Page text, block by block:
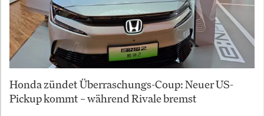
Honda zündet Überraschungs-Coup: Neuer US-
Pickup kommt – während Rivale bremst